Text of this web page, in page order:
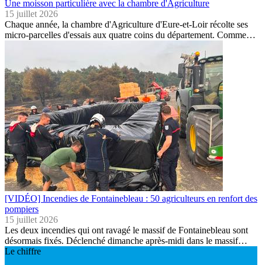
Une moisson particulière avec la chambre d'Agriculture
15 juillet 2026
Chaque année, la chambre d'Agriculture d'Eure-et-Loir récolte ses
micro-parcelles d'essais aux quatre coins du département. Comme…
[VIDÉO] Incendies de Fontainebleau : 50 agriculteurs en renfort des
pompiers
15 juillet 2026
Les deux incendies qui ont ravagé le massif de Fontainebleau sont
désormais fixés. Déclenché dimanche après-midi dans le massif…
Le chiffre